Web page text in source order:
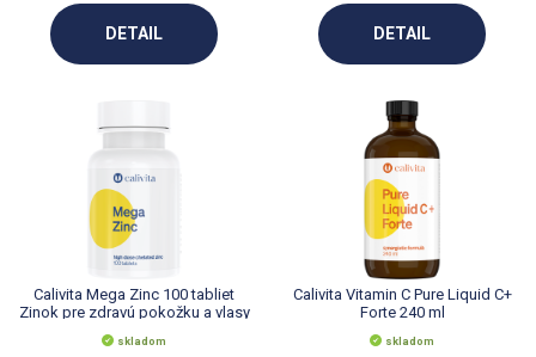
DETAIL DETAIL
Calivita Mega Zinc 100 tabliet
Zinok pre zdravú pokožku a vlasy
skladom
Calivita Vitamin C Pure Liquid C+
Forte 240 ml
skladom